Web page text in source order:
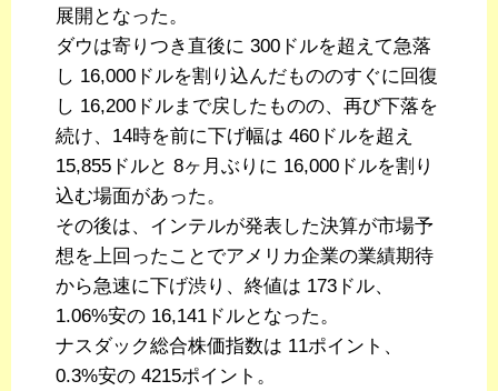
展開となった。
ダウは寄りつき直後に 300ドルを超えて急落
し 16,000ドルを割り込んだもののすぐに回復
し 16,200ドルまで戻したものの、再び下落を
続け、14時を前に下げ幅は 460ドルを超え
15,855ドルと 8ヶ月ぶりに 16,000ドルを割り
込む場面があった。
その後は、インテルが発表した決算が市場予
想を上回ったことでアメリカ企業の業績期待
から急速に下げ渋り、終値は 173ドル、
1.06%安の 16,141ドルとなった。
ナスダック総合株価指数は 11ポイント、
0.3%安の 4215ポイント。